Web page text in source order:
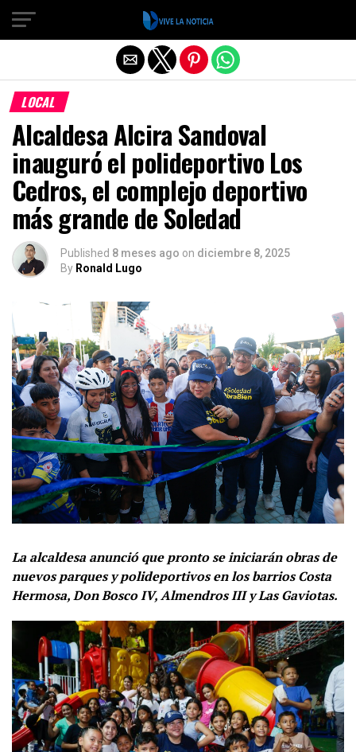
LOCAL
Alcaldesa Alcira Sandoval
inauguró el polideportivo Los
Cedros, el complejo deportivo
más grande de Soledad
Published 8 meses ago on diciembre 8, 2025
By Ronald Lugo
La alcaldesa anunció que pronto se iniciarán obras de
nuevos parques y polideportivos en los barrios Costa
Hermosa, Don Bosco IV, Almendros III y Las Gaviotas.
Salir de la versión móvil